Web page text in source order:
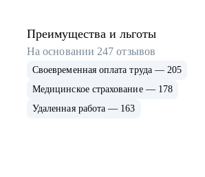
Преимущества и льготы
На основании 247 отзывов
Своевременная оплата труда — 205
Медицинское страхование — 178
Удаленная работа — 163